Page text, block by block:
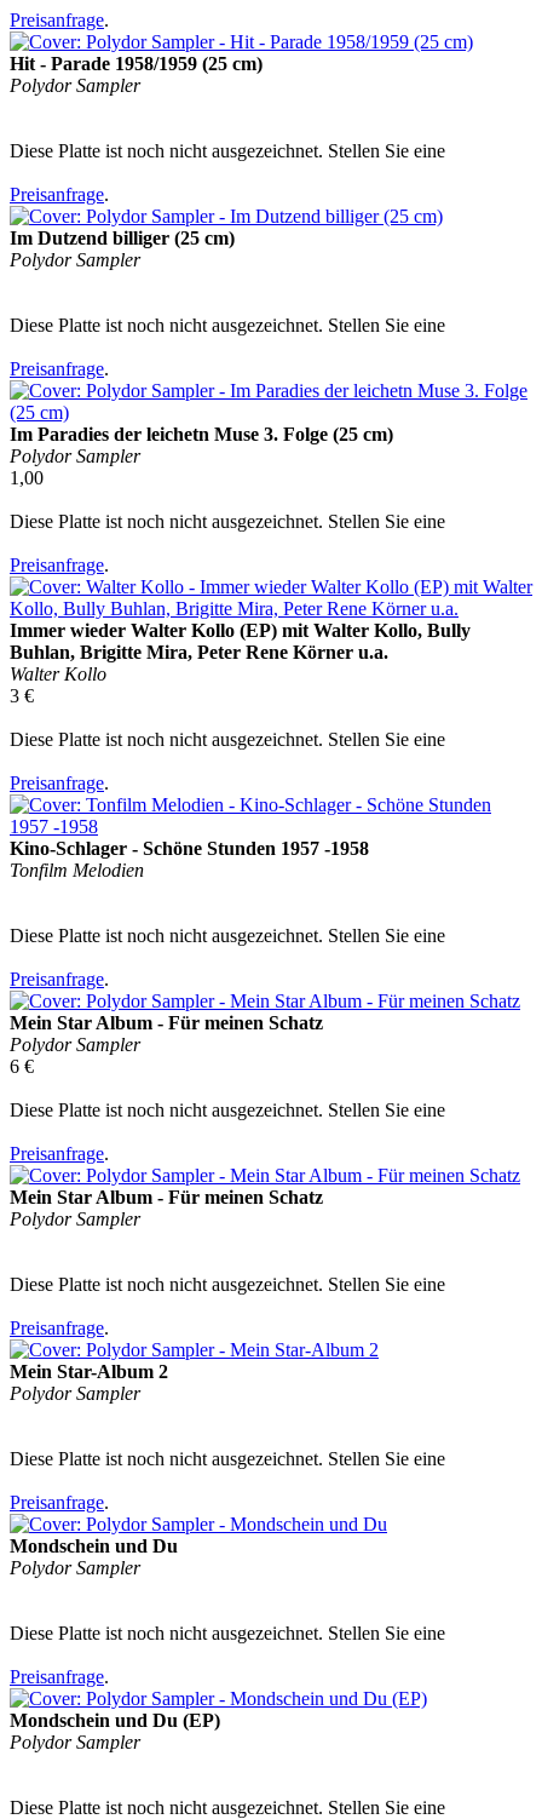
Preisanfrage.
Hit - Parade 1958/1959 (25 cm)
Polydor Sampler
Diese Platte ist noch nicht ausgezeichnet. Stellen Sie eine
Preisanfrage.
Im Dutzend billiger (25 cm)
Polydor Sampler
Diese Platte ist noch nicht ausgezeichnet. Stellen Sie eine
Preisanfrage.
Im Paradies der leichetn Muse 3. Folge (25 cm)
Polydor Sampler
1,00
Diese Platte ist noch nicht ausgezeichnet. Stellen Sie eine
Preisanfrage.
Immer wieder Walter Kollo (EP) mit Walter Kollo, Bully
Buhlan, Brigitte Mira, Peter Rene Körner u.a.
Walter Kollo
3 €
Diese Platte ist noch nicht ausgezeichnet. Stellen Sie eine
Preisanfrage.
Kino-Schlager - Schöne Stunden 1957 -1958
Tonfilm Melodien
Diese Platte ist noch nicht ausgezeichnet. Stellen Sie eine
Preisanfrage.
Mein Star Album - Für meinen Schatz
Polydor Sampler
6 €
Diese Platte ist noch nicht ausgezeichnet. Stellen Sie eine
Preisanfrage.
Mein Star Album - Für meinen Schatz
Polydor Sampler
Diese Platte ist noch nicht ausgezeichnet. Stellen Sie eine
Preisanfrage.
Mein Star-Album 2
Polydor Sampler
Diese Platte ist noch nicht ausgezeichnet. Stellen Sie eine
Preisanfrage.
Mondschein und Du
Polydor Sampler
Diese Platte ist noch nicht ausgezeichnet. Stellen Sie eine
Preisanfrage.
Mondschein und Du (EP)
Polydor Sampler
Diese Platte ist noch nicht ausgezeichnet. Stellen Sie eine